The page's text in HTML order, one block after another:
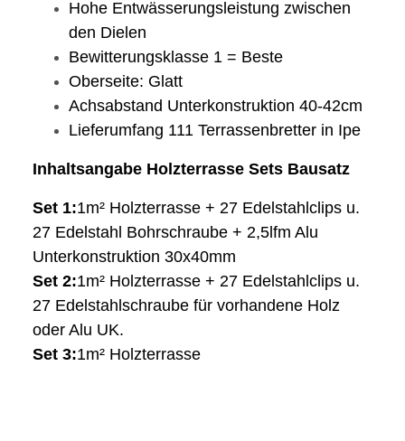
Hohe Entwässerungsleistung zwischen
den Dielen
Bewitterungsklasse 1 = Beste
Oberseite: Glatt
Achsabstand Unterkonstruktion 40-42cm
Lieferumfang 111 Terrassenbretter in Ipe
Inhaltsangabe Holzterrasse Sets Bausatz
Set 1:1m² Holzterrasse + 27 Edelstahlclips u.
27 Edelstahl Bohrschraube + 2,5lfm Alu
Unterkonstruktion 30x40mm
Set 2:1m² Holzterrasse + 27 Edelstahlclips u.
27 Edelstahlschraube für vorhandene Holz
oder Alu UK.
Set 3:1m² Holzterrasse